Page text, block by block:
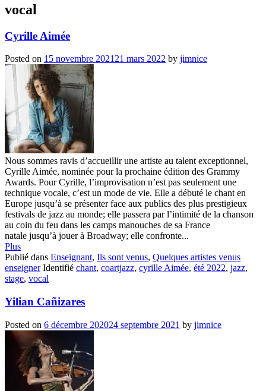
vocal
Cyrille Aimée
Posted on 15 novembre 202121 mars 2022 by jimnice
Nous sommes ravis d’accueillir une artiste au talent exceptionnel,
Cyrille Aimée, nominée pour la prochaine édition des Grammy
Awards. Pour Cyrille, l’improvisation n’est pas seulement une
technique vocale, c’est un mode de vie. Elle a débuté le chant en
Europe jusqu’à se présenter face aux publics des plus prestigieux
festivals de jazz au monde; elle passera par l’intimité de la chanson
au coin du feu dans les camps manouches de sa France
natale jusqu’à jouer à Broadway; elle confronte...
Plus
Publié dans Enseignant, Ils sont venus, Quelques artistes venus
enseigner Identifié chant, coartjazz, cyrille Aimée, été 2022, jazz,
stage, vocal
Yilian Cañizares
Posted on 6 décembre 202024 septembre 2021 by jimnice